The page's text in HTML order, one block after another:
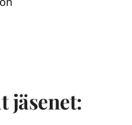
jäsenet: